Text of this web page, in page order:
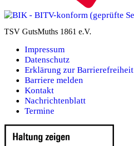
TSV GutsMuths 1861 e.V.
Impressum
Datenschutz
Erklärung zur Barrierefreiheit
Barriere melden
Kontakt
Nachrichtenblatt
Termine